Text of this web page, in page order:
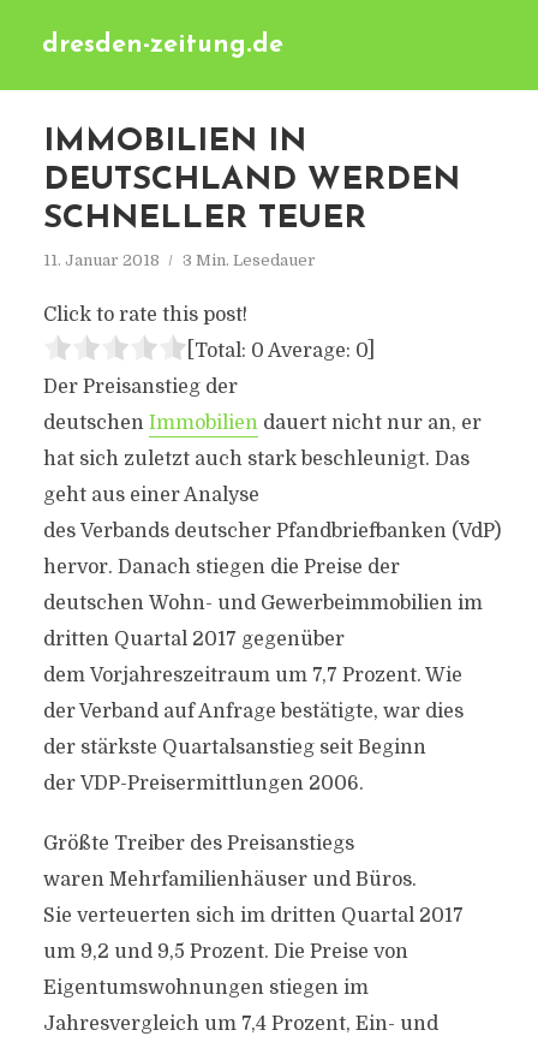
dresden-zeitung.de
IMMOBILIEN IN
DEUTSCHLAND WERDEN
SCHNELLER TEUER
11. Januar 2018 3 Min. Lesedauer
Click to rate this post!
[Total: 0 Average: 0]
Der Preisanstieg der
deutschen Immobiliendauert nicht nur an, er
hat sich zuletzt auch stark beschleunigt. Das
geht aus einer Analyse
des Verbands deutscher Pfandbriefbanken (VdP)
hervor. Danach stiegen die Preise der
deutschen Wohn- und Gewerbeimmobilien im
dritten Quartal 2017 gegenüber
dem Vorjahreszeitraum um 7,7 Prozent. Wie
der Verband auf Anfrage bestätigte, war dies
der stärkste Quartalsanstieg seit Beginn
der VDP-Preisermittlungen 2006.
Größte Treiber des Preisanstiegs
waren Mehrfamilienhäuser und Büros.
Sie verteuerten sich im dritten Quartal 2017
um 9,2 und 9,5 Prozent. Die Preise von
Eigentumswohnungen stiegen im
Jahresvergleich um 7,4 Prozent, Ein- und